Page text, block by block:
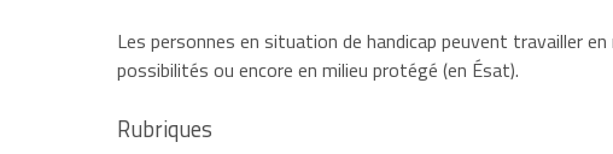
Les personnes en situation de handicap peuvent travailler en
possibilités ou encore en milieu protégé (en Ésat).
Rubriques